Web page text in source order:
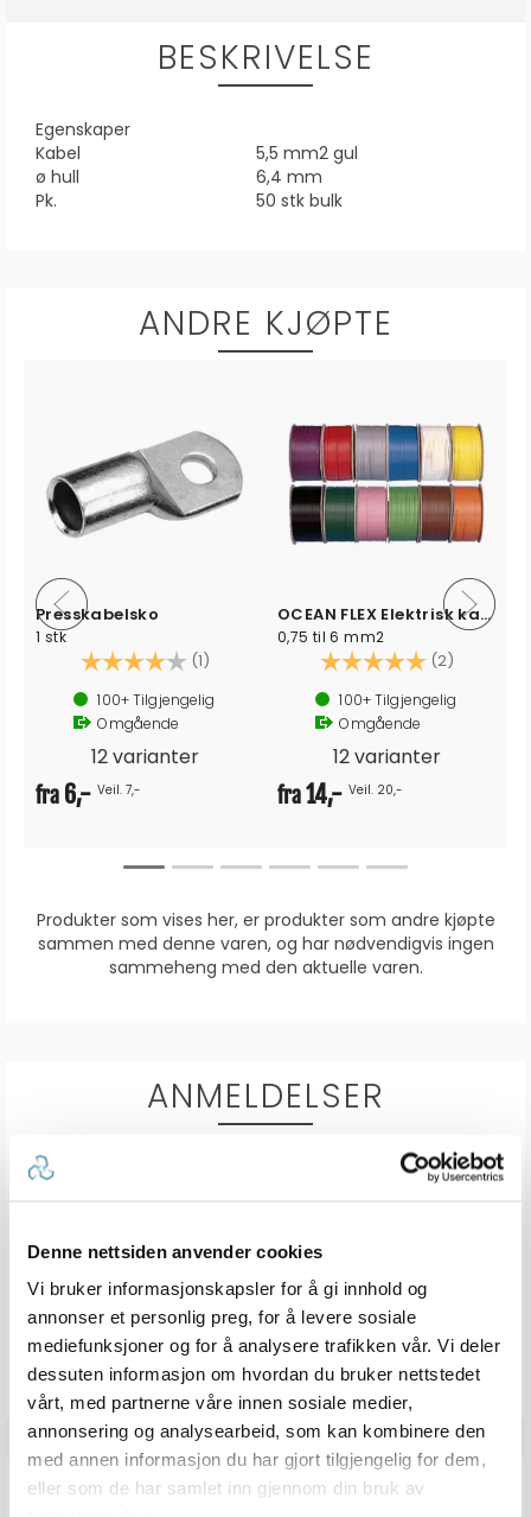
Denne nettsiden anvender cookies
Vi bruker informasjonskapsler for å gi innhold og
annonser et personlig preg, for å levere sosiale
mediefunksjoner og for å analysere trafikken vår. Vi deler
dessuten informasjon om hvordan du bruker nettstedet
vårt, med partnerne våre innen sosiale medier,
annonsering og analysearbeid, som kan kombinere den
med annen informasjon du har gjort tilgjengelig for dem,
eller som de har samlet inn gjennom din bruk av
BESKRIVELSE
Egenskaper
Kabel
5,5 mm2 gul
ø hull
6,4 mm
Pk.
50 stk bulk
ANDRE KJØPTE
Presskabelsko
1 stk
Karakter: (1) 4.0 av 5 mulige
100+Tilgjengelig
Omgående
12 varianter
fra 6,- Veil. 7,-
OCEAN FLEX Elektrisk kabel fortinnet
0,75 til 6 mm2
Karakter: (2)
100+Tilgjengelig
Omgående
12 varianter
fra14,- Veil. 20,-
Produkter som vises her, er produkter som andre kjøpte
sammen med denne varen, og har nødvendigvis ingen
sammeheng med den aktuelle varen.
ANMELDELSER
Karakter: 1 av 5 mulige
0stemmer
0.0
Vær oppmerksom på at noen kunder gir en rating uten å skrive en
review, og at antallet ratings derfor vil være forskjellig fra antall
reviews.
Q & A